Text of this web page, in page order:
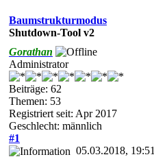
Baumstrukturmodus
Shutdown-Tool v2
Gorathan
Administrator
Beiträge: 62
Themen: 53
Registriert seit: Apr 2017
Geschlecht: männlich
#1
05.03.2018, 19:51